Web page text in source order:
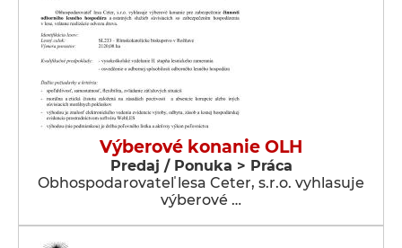
Výberové konanie OLH
Predaj / Ponuka > Práca
Obhospodarovateľ lesa Ceter, s.r.o. vyhlasuje
výberové …